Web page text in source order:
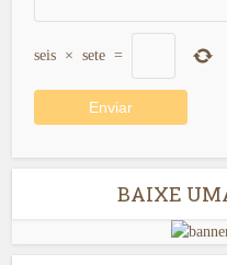
seis × sete =
BAIXE